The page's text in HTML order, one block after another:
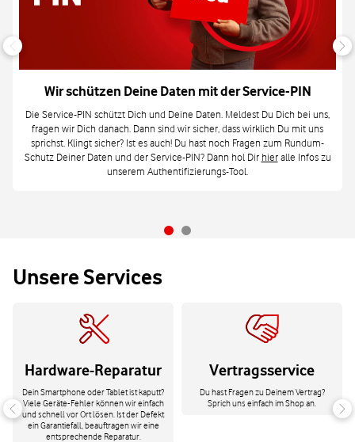
Wir schützen Deine Daten mit der Service-PIN
Die Service-PIN schützt Dich und Deine Daten. Meldest Du Dich bei uns,
fragen wir Dich danach. Dann sind wir sicher, dass wirklich Du mit uns
sprichst. Klingt sicher? Ist es auch! Du hast noch Fragen zum Rundum-
Schutz Deiner Daten und der Service-PIN? Dann hol Dir hieralle Infos zu
unserem Authentifizierungs-Tool.
Unsere Services
Hardware-Reparatur
Dein Smartphone oder Tablet ist kaputt?
Viele Geräte-Fehler können wir einfach
und schnell vor Ort lösen. Ist der Defekt
ein Garantiefall, beauftragen wir eine
entsprechende Reparatur.
Vertragsservice
Du hast Fragen zu Deinem Vertrag?
Sprich uns einfach im Shop an.